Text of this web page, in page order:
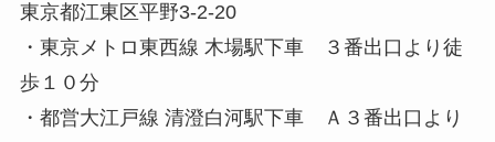
東京都江東区平野3-2-20
・東京メトロ東西線 木場駅下車 ３番出口より徒
歩１０分
・都営大江戸線 清澄白河駅下車 Ａ３番出口より